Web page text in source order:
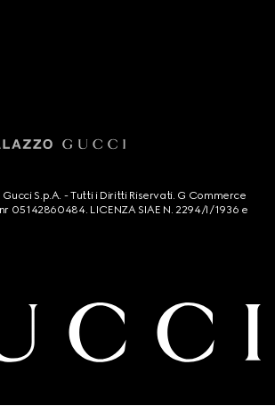
S.p.A. - Tutti i Diritti Riservati. G Commerce
nr 05142860484. LICENZA SIAE N. 2294/I/1936 e